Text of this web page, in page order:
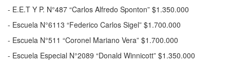
- E.E.T Y P. N°487 “Carlos Alfredo Sponton” $1.350.000
- Escuela N°6113 “Federico Carlos Sigel” $1.700.000
- Escuela N°511 “Coronel Mariano Vera” $1.700.000
- Escuela Especial N°2089 “Donald Winnicott” $1.350.000